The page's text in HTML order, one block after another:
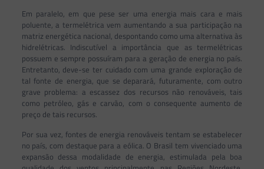
Em paralelo, em que pese ser uma energia mais cara e mais
poluente, a termelétrica vem aumentando a sua participação na
matriz energética nacional, despontando como uma alternativa às
hidrelétricas. Indiscutível a importância que as termelétricas
possuem e sempre possuíram para a geração de energia no país.
Entretanto, deve-se ter cuidado com uma grande exploração de
tal fonte de energia, que se deparará, futuramente, com outro
grave problema: a escassez dos recursos não renováveis, tais
como petróleo, gás e carvão, com o consequente aumento de
preço de tais recursos.
Por sua vez, fontes de energia renováveis tentam se estabelecer
no país, com destaque para a eólica. O Brasil tem vivenciado uma
expansão dessa modalidade de energia, estimulada pela boa